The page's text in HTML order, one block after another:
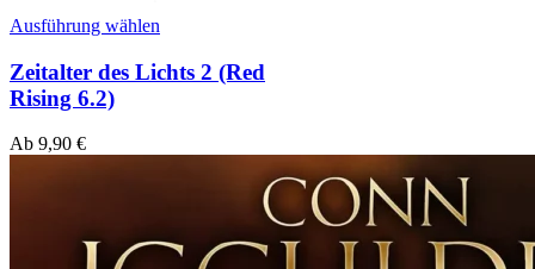
Ausführung wählen
Zeitalter des Lichts 2 (Red
Rising 6.2)
Ab 9,90 €